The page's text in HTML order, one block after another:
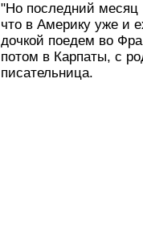
"Но последний месяц
что в Америку уже и
дочкой поедем во
потом в Карпаты, с
писательница.